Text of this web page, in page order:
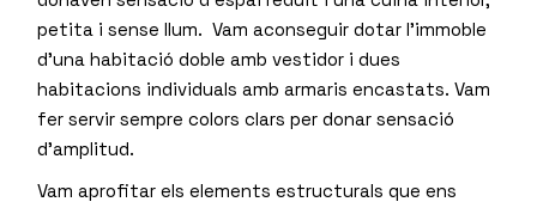
petita i sense llum. Vam aconseguir dotar l’immoble
d’una habitació doble amb vestidor i dues
habitacions individuals amb armaris encastats. Vam
fer servir sempre colors clars per donar sensació
d’amplitud.
Vam aprofitar els elements estructurals que ens